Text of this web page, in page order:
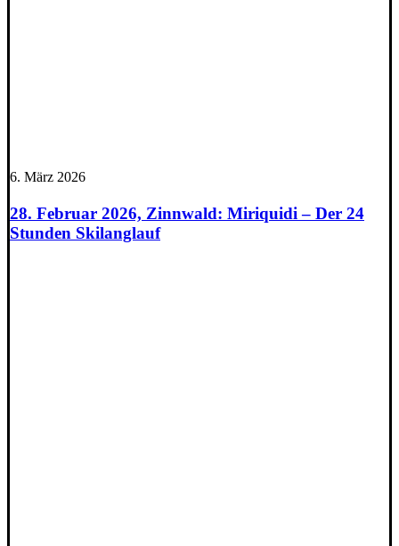
6. März 2026
28. Februar 2026, Zinnwald: Miriquidi – Der 24
Stunden Skilanglauf